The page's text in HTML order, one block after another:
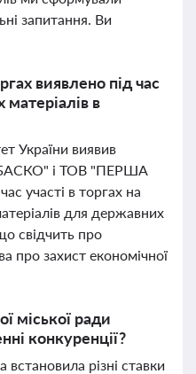
запитання. Ви
виявлено під час
матеріалів в
України виявив
і ТОВ "ПЕРША
участі в торгах на
для державних
свідчить про
про захист економічної
міської ради
конкуренції?
різні ставки